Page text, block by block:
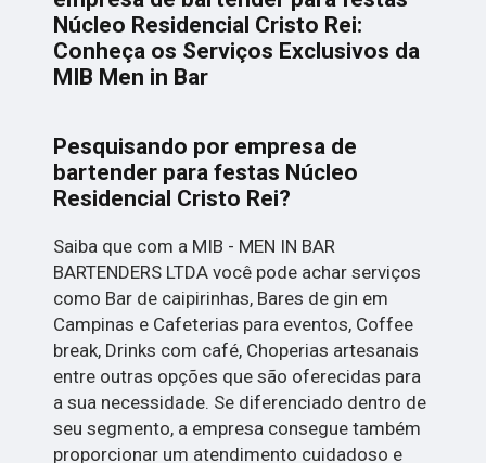
Núcleo Residencial Cristo Rei:
Conheça os Serviços Exclusivos da
MIB Men in Bar
Pesquisando por empresa de
bartender para festas Núcleo
Residencial Cristo Rei?
Saiba que com a MIB - MEN IN BAR
BARTENDERS LTDA você pode achar serviços
como Bar de caipirinhas, Bares de gin em
Campinas e Cafeterias para eventos, Coffee
break, Drinks com café, Choperias artesanais
entre outras opções que são oferecidas para
a sua necessidade. Se diferenciado dentro de
seu segmento, a empresa consegue também
proporcionar um atendimento cuidadoso e